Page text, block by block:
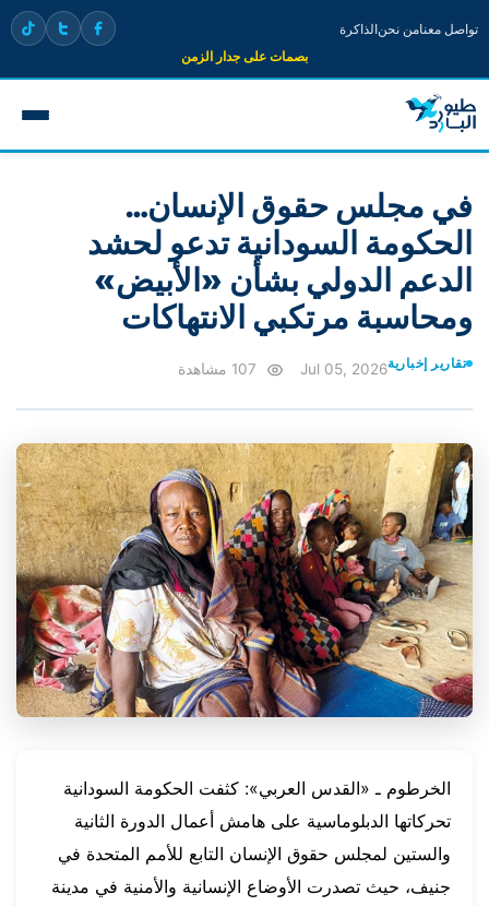
تواصل معنامن نحنالذاكرة
بصمات على جدار الزمن
في مجلس حقوق الإنسان…
الحكومة السودانية تدعو لحشد
الدعم الدولي بشأن «الأبيض»
ومحاسبة مرتكبي الانتهاكات
تقارير إخباريةJul 05, 2026
الخرطوم ـ «القدس العربي»: كثفت الحكومة السودانية
تحركاتها الدبلوماسية على هامش أعمال الدورة الثانية
والستين لمجلس حقوق الإنسان التابع للأمم المتحدة في
جنيف، حيث تصدرت الأوضاع الإنسانية والأمنية في مدينة